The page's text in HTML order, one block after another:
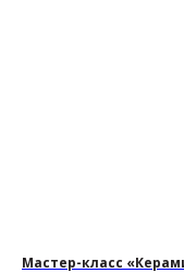
Мастер-класс